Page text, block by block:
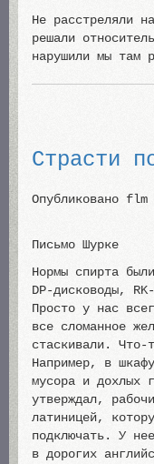
Не расстреляли
решали
нарушили мы там
Страсти
Опубликовано flm
Письмо Шурке
Нормы спирта
DP-дисководы,
Просто у нас
все сломанное
стаскивали.
Например, в
мусора и дохлых
утверждал,
латиницей,
подключать. У
в дорогих